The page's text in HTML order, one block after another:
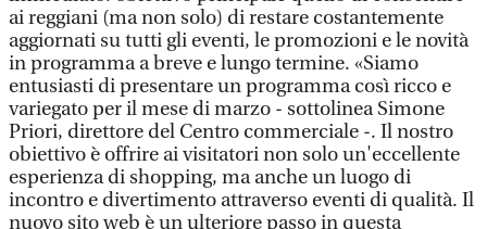
ai reggiani (ma non solo) di restare costantemente
aggiornati su tutti gli eventi, le promozioni e le novità
in programma a breve e lungo termine. «Siamo
entusiasti di presentare un programma così ricco e
variegato per il mese di marzo - sottolinea Simone
Priori, direttore del Centro commerciale -. Il nostro
obiettivo è offrire ai visitatori non solo un'eccellente
esperienza di shopping, ma anche un luogo di
incontro e divertimento attraverso eventi di qualità. Il
nuovo sito web è un ulteriore passo in questa